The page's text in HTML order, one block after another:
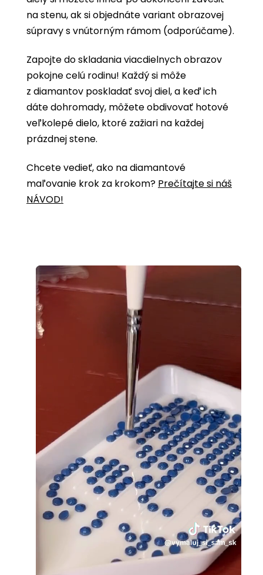
na stenu, ak si objednáte variant obrazovej
súpravy s vnútorným rámom (odporúčame).
Zapojte do skladania viacdielnych obrazov
pokojne celú rodinu! Každý si môže
z diamantov poskladať svoj diel, a keď ich
dáte dohromady, môžete obdivovať hotové
veľkolepé dielo, ktoré zažiari na každej
prázdnej stene.
Chcete vedieť, ako na diamantové
maľovanie krok za krokom? Prečítajte si náš
NÁVOD!